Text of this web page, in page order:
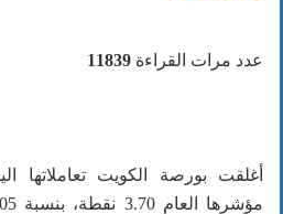
عدد مرات القراءة 11839
أغلقت بورصة الكويت تعاملاتها